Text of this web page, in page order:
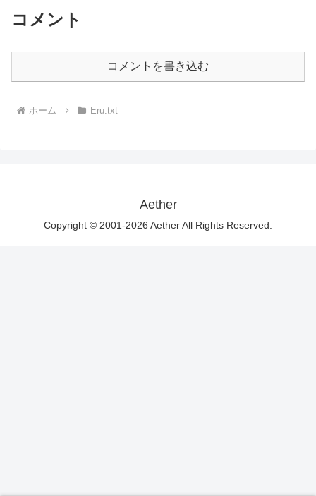
コメント
コメントを書き込む
ホーム Eru.txt
Aether
Copyright © 2001-2026 Aether All Rights Reserved.